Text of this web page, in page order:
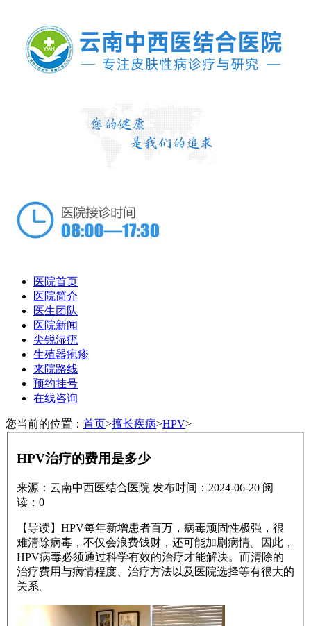
医院首页
医院简介
医生团队
医院新闻
尖锐湿疣
生殖器疱疹
来院路线
预约挂号
在线咨询
您当前的位置： 首页>擅长疾病>HPV>
HPV治疗的费用是多少
来源：云南中西医结合医院 发布时间：2024-06-20 阅
读： 0
【导读】HPV每年新增患者百万，病毒顽固性极强，很
难清除病毒，不仅会浪费钱财，还可能加剧病情。因此，
HPV病毒必须通过科学有效的治疗才能解决。而清除的
治疗费用与病情程度、治疗方法以及医院选择等有很大的
关系。